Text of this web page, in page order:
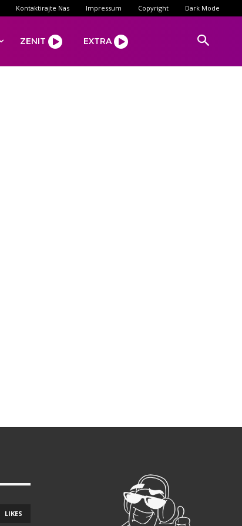
Kontaktirajte Nas Impressum Copyright Dark Mode
ZENIT EXTRA
LIKES